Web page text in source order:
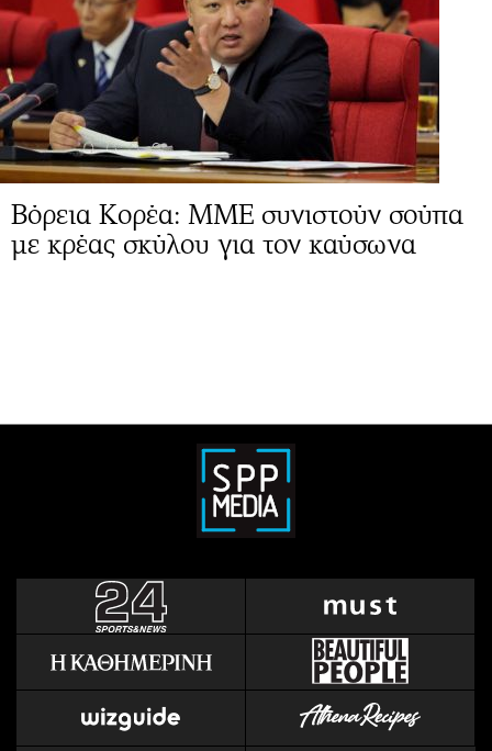
Βόρεια Κορέα: ΜΜΕ συνιστούν σούπα
με κρέας σκύλου για τον καύσωνα